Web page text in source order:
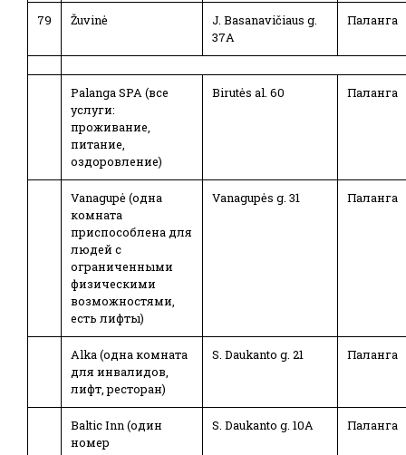
79 Žuvinė
J. Basanavičiaus g.
37A
Паланга
Palanga SPA (все
услуги:
проживание,
питание,
оздоровление)
Birutės al. 60 Паланга
Vanagupė (одна
комната
приспособлена для
людей с
ограниченными
физическими
возможностями,
есть лифты)
Vanagupės g. 31 Паланга
Alka (одна комната
для инвалидов,
лифт, ресторан)
S. Daukanto g. 21 Паланга
Baltic Inn (один
номер
S. Daukanto g. 10A Паланга